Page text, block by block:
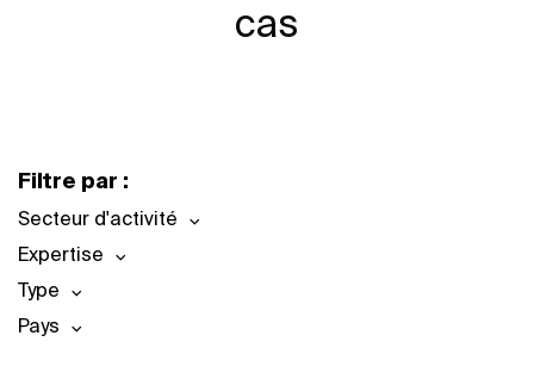
cas
Filtre par :
Secteur d'activité
Expertise
Type
Pays